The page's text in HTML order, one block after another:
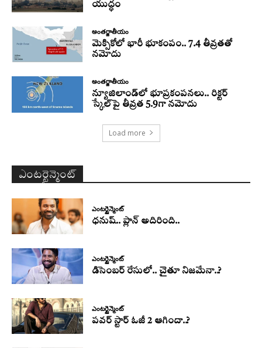
యుద్ధం
అంతర్జాతీయం
మెక్సికోలో భారీ భూకంపం.. 7.4 తీవ్రతతో
నమోదు
అంతర్జాతీయం
న్యూజిలాండ్‌లో భూప్రకంపనలు.. రిక్టర్‌
స్కేల్‌పై తీవ్రత 5.9గా నమోదు
Load more
ఎంటర్టైన్మెంట్
ఎంటర్టైన్మెంట్
ధనుష్‌.. ప్లాన్ అదిరింది..
ఎంటర్టైన్మెంట్
డిసెంబర్ రేసులో.. చైతూ నిజమేనా..?
ఎంటర్టైన్మెంట్
పవర్ స్టార్ ఓజీ 2 ఆగిందా..?